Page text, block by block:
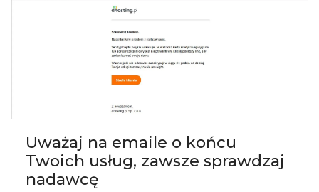
Uważaj na emaile o końcu
Twoich usług, zawsze sprawdzaj
nadawcę